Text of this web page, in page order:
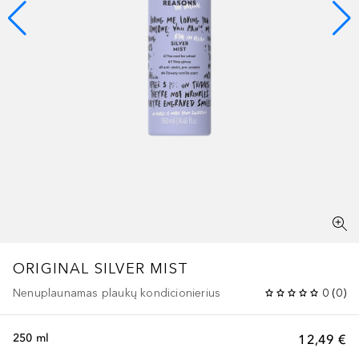
ORIGINAL SILVER MIST
Nenuplaunamas plaukų kondicionierius 0 (0)
12,49 €
250 ml